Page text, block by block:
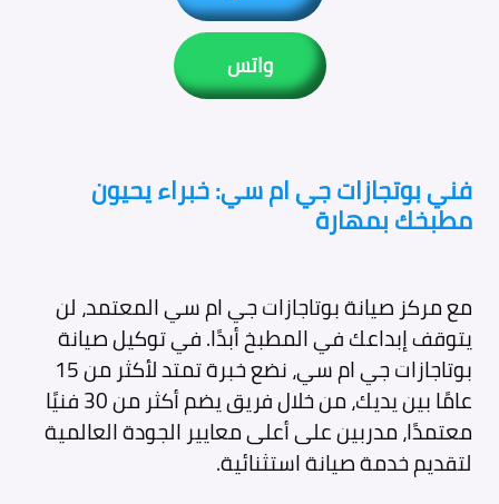
واتس
فني بوتجازات جي ام سي: خبراء يحيون
مطبخك بمهارة
مع مركز صيانة بوتاجازات جي ام سي المعتمد، لن
يتوقف إبداعك في المطبخ أبدًا. في توكيل صيانة
بوتاجازات جي ام سي، نضع خبرة تمتد لأكثر من 15
عامًا بين يديك، من خلال فريق يضم أكثر من 30 فنيًا
معتمدًا، مدربين على أعلى معايير الجودة العالمية
لتقديم خدمة صيانة استثنائية.